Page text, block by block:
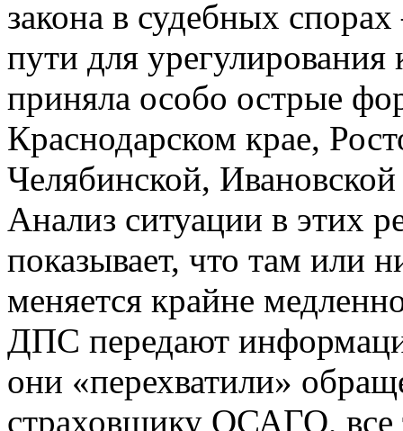
закона в судебных
пути для урегулирования
приняла особо острые
Краснодарском крае,
Челябинской,
Анализ ситуации в этих
показывает, что там или
меняется крайне
ДПС передают
они «перехватили»
страховщику ОСАГО, все